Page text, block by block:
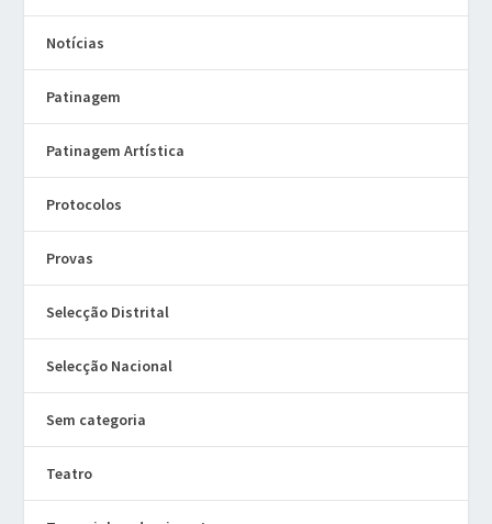
Notícias
Patinagem
Patinagem Artística
Protocolos
Provas
Selecção Distrital
Selecção Nacional
Sem categoria
Teatro